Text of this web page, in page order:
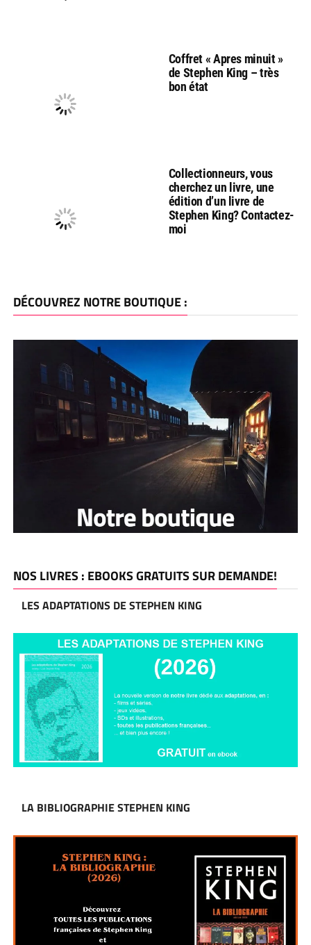
Coffret « Apres minuit »
de Stephen King – très
bon état
Collectionneurs, vous
cherchez un livre, une
édition d’un livre de
Stephen King? Contactez-
moi
DÉCOUVREZ NOTRE BOUTIQUE :
NOS LIVRES : EBOOKS GRATUITS SUR DEMANDE!
LES ADAPTATIONS DE STEPHEN KING
LA BIBLIOGRAPHIE STEPHEN KING